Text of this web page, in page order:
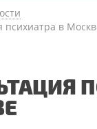
психиатра в